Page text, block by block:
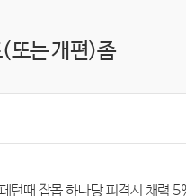
또는 개편)좀
턴때 잡몹 하나당 피격시 채력